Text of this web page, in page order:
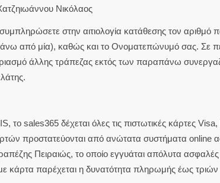
Νικόλαος
στην αιτιολογία κατάθεσης τον αριθμό
από μία), καθώς και το Ονοματεπώνυμό σας. Σε
άλλης τράπεζας εκτός των παραπάνω
sales365 δέχεται όλες τις πιστωτικές κάρτες
προστατεύονται από ανώτατα συστήματα online
Πειραιώς, το οποίο εγγυάται απόλυτα
κάρτα παρέχεται η δυνατότητα πληρωμής έως